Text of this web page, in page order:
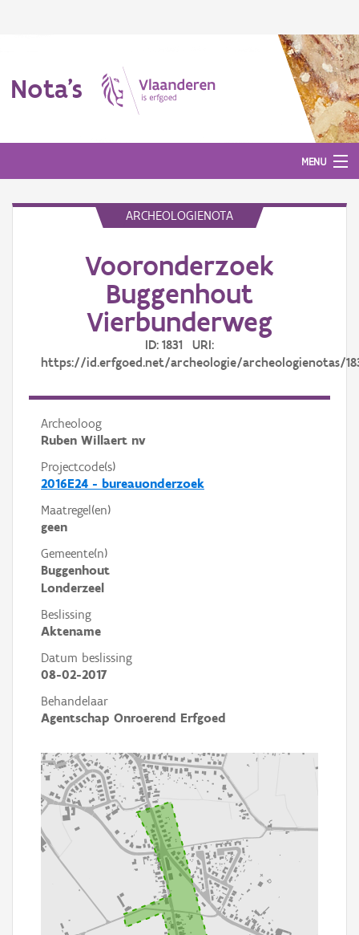
Nota's
MENU
ARCHEOLOGIENOTA
Vooronderzoek
Buggenhout
Vierbunderweg
ID: 1831 URI:
https://id.erfgoed.net/archeologie/archeologienotas/
Archeoloog
Ruben Willaert nv
Projectcode(s)
2016E24 - bureauonderzoek
Maatregel(en)
geen
Gemeente(n)
Buggenhout
Londerzeel
Beslissing
Aktename
Datum beslissing
08-02-2017
Behandelaar
Agentschap Onroerend Erfgoed